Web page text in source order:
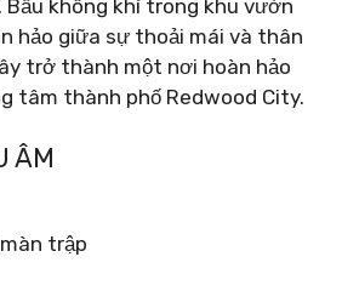
Bầu không khí trong khu vườn
hảo giữa sự thoải mái và thân
trở thành một nơi hoàn hảo
tâm thành phố Redwood City.
ÂM
trập